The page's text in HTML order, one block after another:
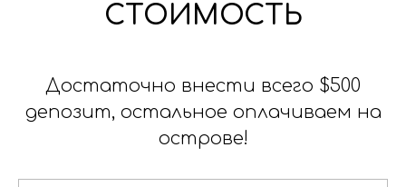
СТОИМОСТЬ
Достаточно внести всего $500
депозит, остальное оплачиваем на
острове!